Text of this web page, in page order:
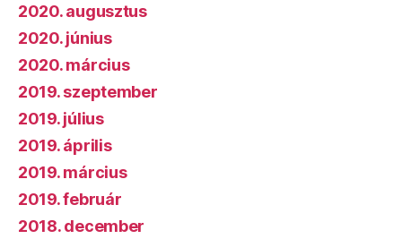
2020. augusztus
2020. június
2020. március
2019. szeptember
2019. július
2019. április
2019. március
2019. február
2018. december